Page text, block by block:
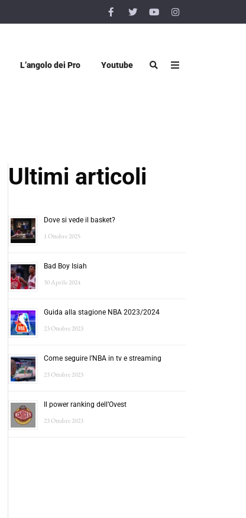
L’angolo dei Pro Youtube
Ultimi articoli
Dove si vede il basket?
1 Ottobre 2025
Bad Boy Isiah
30 Aprile 2024
Guida alla stagione NBA 2023/2024
23 Ottobre 2023
Come seguire l’NBA in tv e streaming
23 Ottobre 2023
Il power ranking dell’Ovest
23 Ottobre 2023